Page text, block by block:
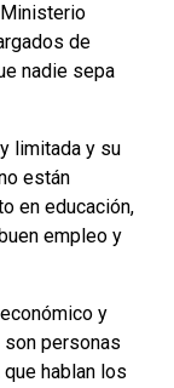
de
nadie sepa
limitada y su
están
en educación,
empleo y
y
personas
hablan los